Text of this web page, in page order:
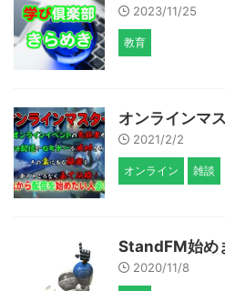
2023/11/25
教育
オンラインマ
2021/2/2
オンライン 雑談
StandFM始め
2020/11/8